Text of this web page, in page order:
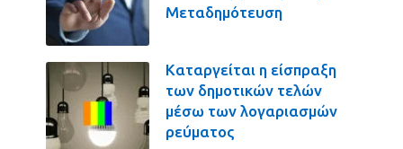
Μεταδημότευση
Καταργείται η είσπραξη
των δημοτικών τελών
μέσω των λογαριασμών
ρεύματος